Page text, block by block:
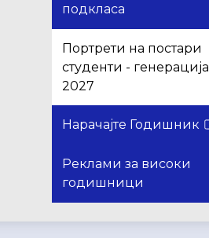
подкласа
Портрети на постари
студенти - генерација
2027
Нарачајте Годишник
Врската
отвора
во
Реклами за високи
годишници